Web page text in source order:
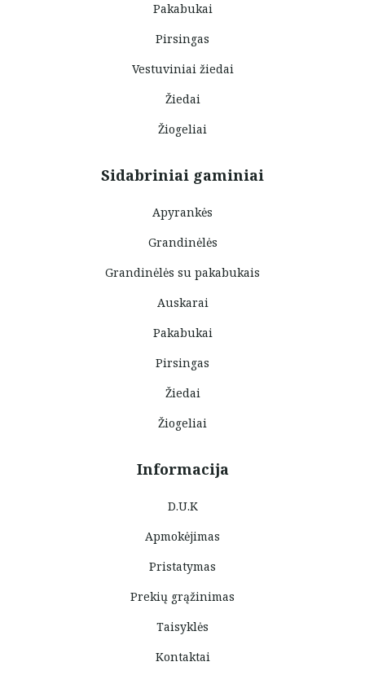
Pakabukai
Pirsingas
Vestuviniai žiedai
Žiedai
Žiogeliai
Sidabriniai gaminiai
Apyrankės
Grandinėlės
Grandinėlės su pakabukais
Auskarai
Pakabukai
Pirsingas
Žiedai
Žiogeliai
Informacija
D.U.K
Apmokėjimas
Pristatymas
Prekių grąžinimas
Taisyklės
Kontaktai